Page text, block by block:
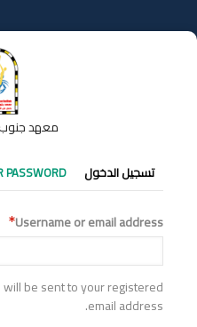
إلى
المحتوى
معهد جنوب
التبويبات
الأساسية
تسجيل الدخول PASSWORD
Username or email address
be sent to your registered
email address.